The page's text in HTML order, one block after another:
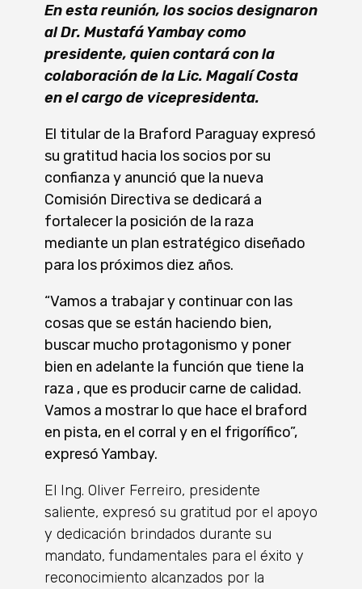
En esta reunión, los socios designaron
al Dr. Mustafá Yambay como
presidente, quien contará con la
colaboración de la Lic. Magalí Costa
en el cargo de vicepresidenta.
El titular de la Braford Paraguay expresó
su gratitud hacia los socios por su
confianza y anunció que la nueva
Comisión Directiva se dedicará a
fortalecer la posición de la raza
mediante un plan estratégico diseñado
para los próximos diez años.
“Vamos a trabajar y continuar con las
cosas que se están haciendo bien,
buscar mucho protagonismo y poner
bien en adelante la función que tiene la
raza , que es producir carne de calidad.
Vamos a mostrar lo que hace el braford
en pista, en el corral y en el frigorífico”,
expresó Yambay.
El Ing. Oliver Ferreiro, presidente
saliente, expresó su gratitud por el apoyo
y dedicación brindados durante su
mandato, fundamentales para el éxito y
reconocimiento alcanzados por la